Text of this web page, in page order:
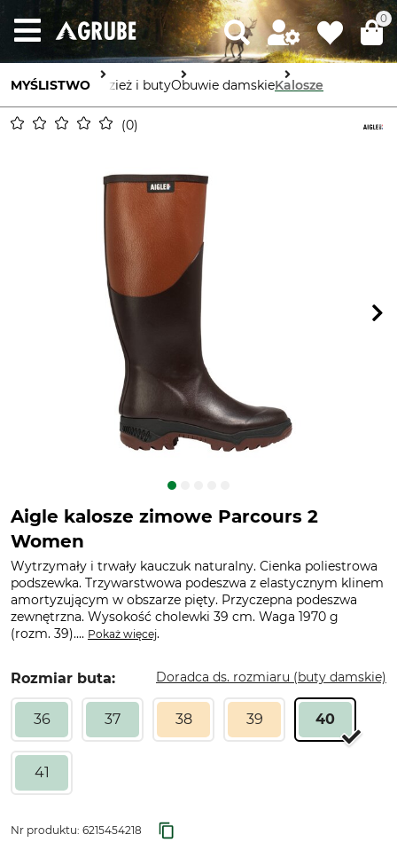
0
MYŚLISTWO Odzież i butyObuwie damskieKalosze
0
Aigle kalosze zimowe Parcours 2
Women
Wytrzymały i trwały kauczuk naturalny. Cienka poliestrowa
podszewka. Trzywarstwowa podeszwa z elastycznym klinem
amortyzującym w obszarze pięty. Przyczepna podeszwa
zewnętrzna. Wysokość cholewki 39 cm. Waga 1970 g
(rozm. 39).... Pokaż więcej.
Rozmiar buta: Doradca ds. rozmiaru (buty damskie)
36 37 38 39 40
41
Nr produktu: 6215454218